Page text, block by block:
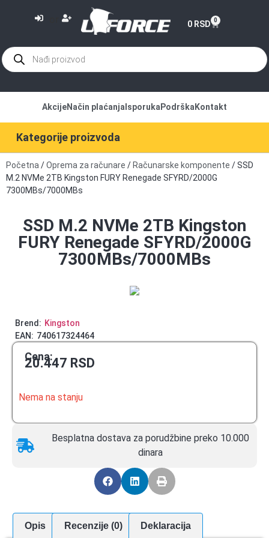
0 RSD 0
Kategorije proizvoda
AkcijeNačin plaćanja Isporuka Podrška Kontakt
Početna /Oprema za računare / Računarske komponente / SSD
M.2 NVMe 2TB Kingston FURY Renegade SFYRD/2000G
7300MBs/7000MBs
SSD M.2 NVMe 2TB Kingston
FURY Renegade SFYRD/2000G
7300MBs/7000MBs
Brend: Kingston
EAN: 740617324464
Cena:
20.447 RSD
Nema na stanju
Besplatna dostava za porudžbine preko 10.000
dinara
Opis Recenzije (0) Deklaracija